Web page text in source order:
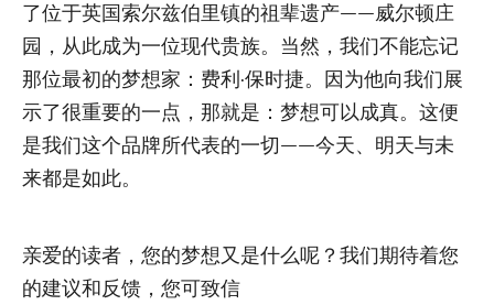
了位于英国索尔兹伯里镇的祖辈遗产——威尔顿庄
园，从此成为一位现代贵族。当然，我们不能忘记
那位最初的梦想家：费利·保时捷。因为他向我们展
示了很重要的一点，那就是：梦想可以成真。这便
是我们这个品牌所代表的一切——今天、明天与未
来都是如此。
亲爱的读者，您的梦想又是什么呢？我们期待着您
的建议和反馈，您可致信